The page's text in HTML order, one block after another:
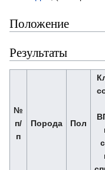
Положение
Результаты
№
п/
п
Порода Пол